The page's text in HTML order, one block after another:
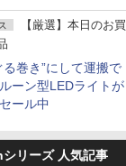
【厳選】本日のお買
る巻き”にして運搬で
ーン型LEDライトが
ール中
リーズ 人気記事